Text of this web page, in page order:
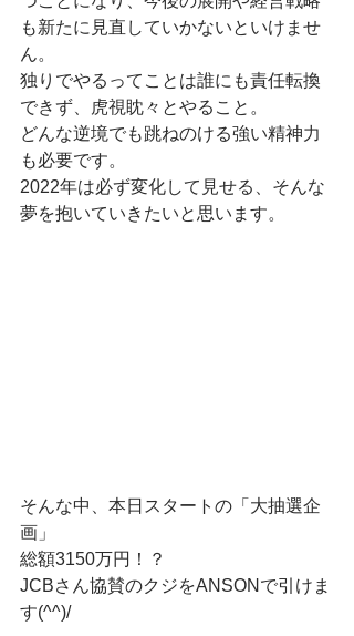
も新たに見直していかないといけませ
ん。
独りでやるってことは誰にも責任転換
できず、虎視眈々とやること。
どんな逆境でも跳ねのける強い精神力
も必要です。
2022年は必ず変化して見せる、そんな
夢を抱いていきたいと思います。
そんな中、本日スタートの「大抽選企
画」
総額3150万円！？
JCBさん協賛のクジをANSONで引けま
す(^^)/